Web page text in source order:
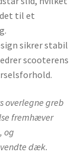
til et
sikrer stabil
scooterens
overlegne greb
fremhæver
og
dæk.